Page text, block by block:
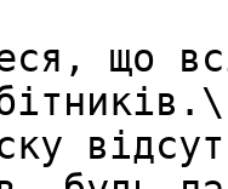
що